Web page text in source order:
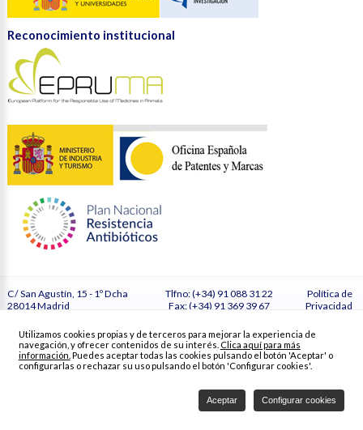
Reconocimiento institucional
C/ San Agustín, 15 - 1º Dcha
28014 Madrid
Tlfno: (+34) 91 088 31 22
Fax: (+34) 91 369 39 67
Política de
Privacidad
Configurar
Créditos
Utilizamos cookies propias y de terceros para mejorar la experiencia de
navegación, y ofrecer contenidos de su interés. Clica aquí para más
información. Puedes aceptar todas las cookies pulsando el botón 'Aceptar' o
configurarlas o rechazar su uso pulsando el botón 'Configurar cookies'.
Aceptar Configurar cookies